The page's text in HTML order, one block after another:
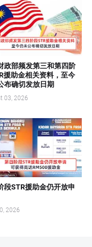
政部频发第三和第四阶
援助金相关资料，至今
布确切发放日期
03, 2026
段STR援助金仍开放申
2026